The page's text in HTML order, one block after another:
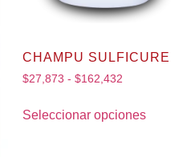
CHAMPU SULFICURE
$27,873 - $162,432
Seleccionar opciones